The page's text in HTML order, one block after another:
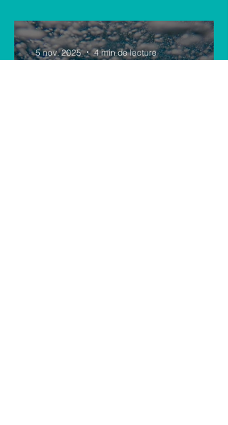
Pasteur
5 nov. 2025 4 min de lecture